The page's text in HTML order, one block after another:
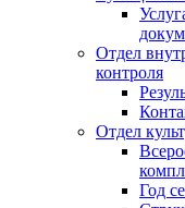
Отдел
контроля
Отдел
Год